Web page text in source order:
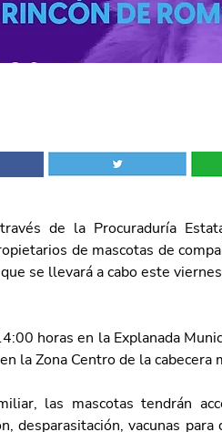
de la Procuraduría
de mascotas de
se llevará a cabo este
horas en la Explanada
la Zona Centro de la cabecera
las mascotas tendrán
desparasitación, vacunas